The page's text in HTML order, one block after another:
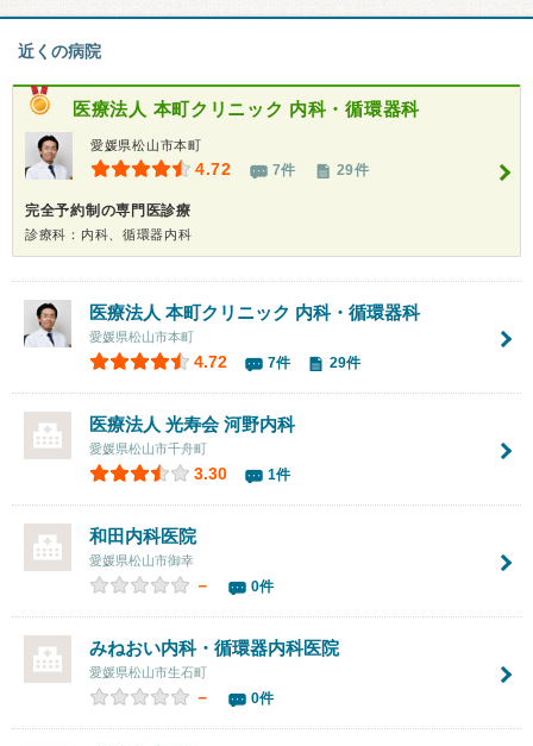
近くの病院
医療法人 本町クリニック 内科・循環器科
愛媛県松山市本町
4.72 7件 29件
完全予約制の専門医診療
診療科：内科、循環器内科
医療法人 本町クリニック 内科・循環器科
愛媛県松山市本町
4.72 7件 29件
医療法人 光寿会河野内科
愛媛県松山市千舟町
3.30 1件
和田内科医院
愛媛県松山市御幸
－ 0件
みねおい内科・循環器内科医院
愛媛県松山市生石町
－ 0件